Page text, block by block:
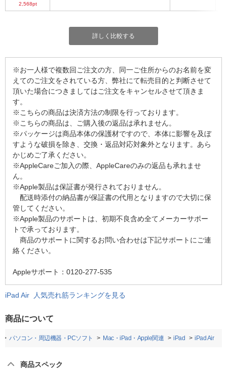
2,568pt
詳しく比較する
※お一人様で複数回ご注文の方、同一ご住所からのお名前を変
えてのご注文をされている方、弊社にて転売目的と判断させて
頂いた場合につきましてはご注文をキャンセルさせて頂きま
す。
※こちらの商品は決済方法の制限を行っております。
※こちらの商品は、ご購入後の返品は承れません。
※パッケージは商品本体の保護材ですので、本体に影響を及ぼ
すような破損を除き、交換・返品対応対象外となります。あら
かじめご了承ください。
※AppleCareご加入の際、AppleCareのみの返品も承れませ
ん。
※Apple製品は保証書が発行されておりません。
配送時添付の納品書が保証書の代用となりますので大切に保
管してください。
※Apple製品のサポートは、初期不良含め全てメーカーサポー
トで承っております。
商品のサポートに関するお問い合わせは下記サポートにご連
絡ください。
Appleサポート：0120-277-535
iPad Air 人気売れ筋ランキングを見る
商品について
パソコン・周辺機器・PCソフト Mac・iPad・Apple関連 iPad iPad Air
商品スペック